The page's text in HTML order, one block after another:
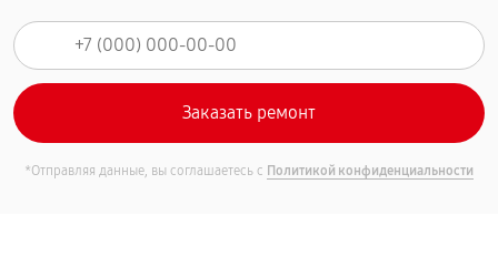
*Отправляя данные, вы соглашаетесь с Политикой конфиденциальности